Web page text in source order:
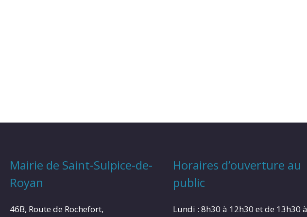
Mairie de Saint-Sulpice-de-
Royan
46B, Route de Rochefort,
Horaires d’ouverture au
public
Lundi : 8h30 à 12h30 et de 13h30 à